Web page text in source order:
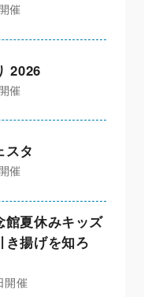
催
2026
催
スタ
催
館夏休みキッズ
き揚げを知ろ
開催